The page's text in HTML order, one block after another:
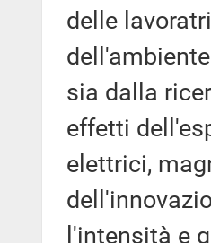
delle
sia dalla
effetti
elettrici,
l'intensità e